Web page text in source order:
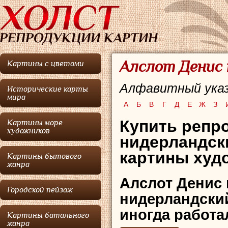
Картины с цветами
Исторические карты
мира
Картины море
художников
Картины бытового
жанра
Городской пейзаж
Картины батального
жанра
Алслот Денис
Алфавитный
А Б В Г Д Е Ж З
Купить
картины
Алслот Денис
иногда